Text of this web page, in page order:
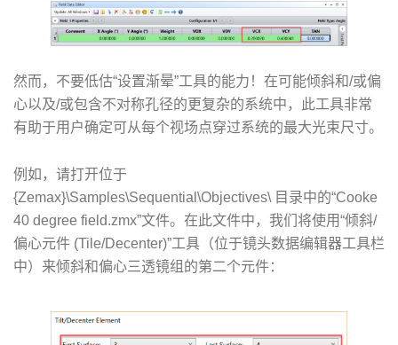
然而，不要低估“设置渐晕”工具的能力！在可能倾斜和/或偏
心以及/或包含不对称孔径的更复杂的系统中，此工具非常
有助于用户确定可从每个视场点穿过系统的最大光束尺寸。
例如，请打开位于
{Zemax}\Samples\Sequential\Objectives\ 目录中的“Cooke
40 degree field.zmx”文件。在此文件中，我们将使用“倾斜/
偏心元件 (Tile/Decenter)”工具（位于镜头数据编辑器工具栏
中）来倾斜和偏心三透镜组的第二个元件：